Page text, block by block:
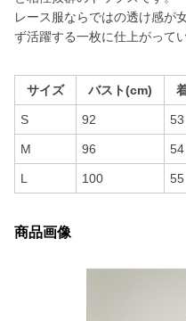
レース服ならではの透け感が
ず活躍する一枚に仕上がってい
サイズ バスト(cm)
S 92 53
M 96 54
L 100 55
商品画像